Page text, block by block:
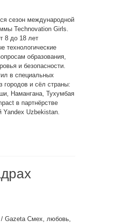
сезон международной
Technovation Girls.
8 до 18 лет
технологические
образования,
и безопасности.
в специальных
городов и сёл страны:
Намангана, Тухумбая
в партнёрстве
Yandex Uzbekistan.
Gazeta Смех, любовь,